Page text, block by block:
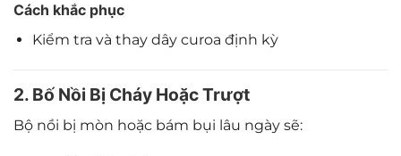
Cách khắc phục
Kiểm tra và thay dây curoa định kỳ
2. Bố Nồi Bị Cháy Hoặc Trượt
Bộ nồi bị mòn hoặc bám bụi lâu ngày sẽ: